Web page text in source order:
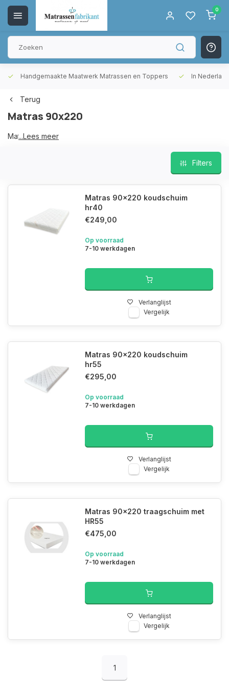
0
Handgemaakte Maatwerk Matrassen en Toppers In
Terug
Matras 90x220
Matras 90x220
...Lees meer
Filters
Matras 90x220 koudschuim
hr40
€249,00
Op voorraad
7-10 werkdagen
Verlanglijst
Vergelijk
Matras 90x220 koudschuim
hr55
€295,00
Op voorraad
7-10 werkdagen
Verlanglijst
Vergelijk
Matras 90x220 traagschuim met
HR55
€475,00
Op voorraad
7-10 werkdagen
Verlanglijst
Vergelijk
1